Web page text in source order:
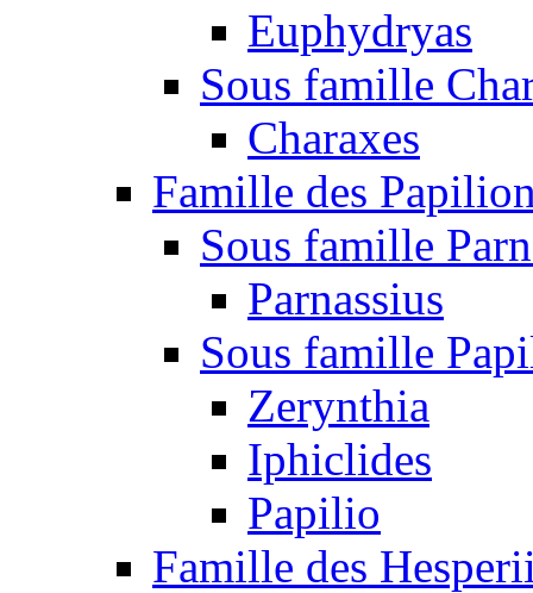
Euphydryas
Sous famille
Charaxes
Famille des
Sous famille
Parnassius
Sous famille
Zerynthia
Iphiclides
Papilio
Famille des